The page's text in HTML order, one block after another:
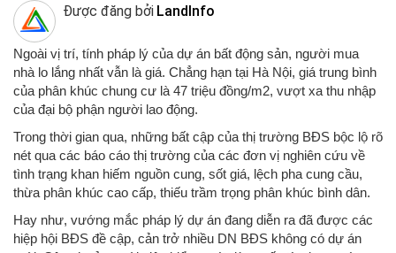
Được đăng bởi LandInfo
Ngoài vị trí, tính pháp lý của dự án bất động sản, người mua
nhà lo lắng nhất vẫn là giá. Chẳng hạn tại Hà Nội, giá trung bình
của phân khúc chung cư là 47 triệu đồng/m2, vượt xa thu nhập
của đại bộ phận người lao động.
Trong thời gian qua, những bất cập của thị trường BĐS bộc lộ rõ
​​nét qua các báo cáo thị trường của các đơn vị nghiên cứu về
tình trạng khan hiếm nguồn cung, sốt giá, lệch pha cung cầu,
thừa phân khúc cao cấp, thiếu trầm trọng phân khúc bình dân.
Hay như, vướng mắc pháp lý dự án đang diễn ra đã được các
hiệp hội BĐS đề cập, cản trở nhiều DN BĐS không có dự án